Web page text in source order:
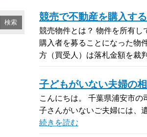
競売で不動産を購入す
競売物件とは？ 物件を所有
購入者を募ることになった物
方（買受人）は落札金額を裁
子どもがいない夫婦の
こんにちは。 千葉県浦安市
子さんがいないご夫婦には、
続きを読む